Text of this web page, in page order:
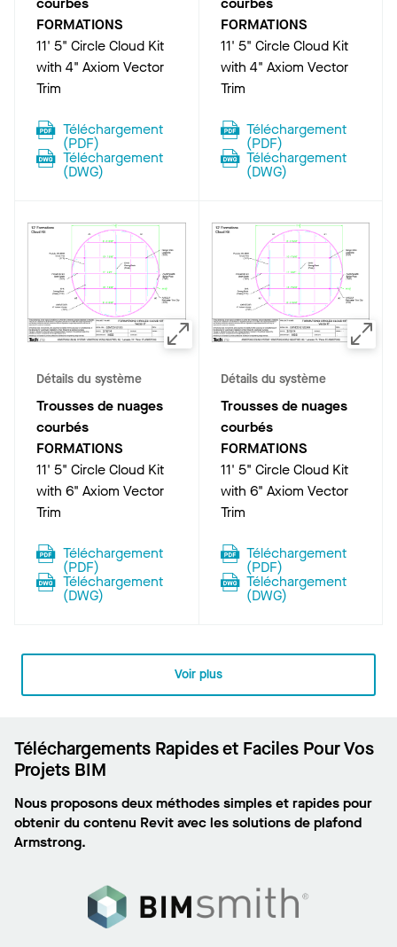
FORMATIONS
11' 5" Circle Cloud Kit
with 4" Axiom Vector
Trim
Téléchargement
(PDF)
Téléchargement
(DWG)
FORMATIONS
11' 5" Circle Cloud Kit
with 4" Axiom Vector
Trim
Téléchargement
(PDF)
Téléchargement
(DWG)
Détails du système
Trousses de nuages
courbés
FORMATIONS
11' 5" Circle Cloud Kit
with 6" Axiom Vector
Trim
Téléchargement
(PDF)
Téléchargement
(DWG)
Détails du système
Trousses de nuages
courbés
FORMATIONS
11' 5" Circle Cloud Kit
with 6" Axiom Vector
Trim
Téléchargement
(PDF)
Téléchargement
(DWG)
Voir plus
Téléchargements Rapides et Faciles Pour Vos
Projets BIM
Nous proposons deux méthodes simples et rapides pour
obtenir du contenu Revit avec les solutions de plafond
Armstrong.